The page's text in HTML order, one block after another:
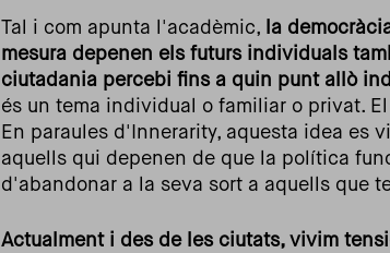
Tal i com apunta l'acadèmic,
la
mesura depenen els futurs individuals
ciutadania percebi fins a quin punt allò
és un tema individual o familiar o privat.
En paraules d'Innerarity, aquesta idea es
aquells qui depenen de que la política
d'abandonar a la seva sort a aquells que
Actualment i des de les ciutats, vivim